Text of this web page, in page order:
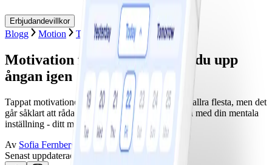
Erbjudandevillkor
Blogg Motion Träningsinspiration Mindset
Motivation för motion - så får du upp
ångan igen
Tappat motivationen för att träna? Det händer de allra flesta, men det
går såklart att råda bot på. Här gäller det att jobba med din mentala
inställning - ditt mindset.
Av Sofia Fernberg
Senast uppdaterad
25 april 2023